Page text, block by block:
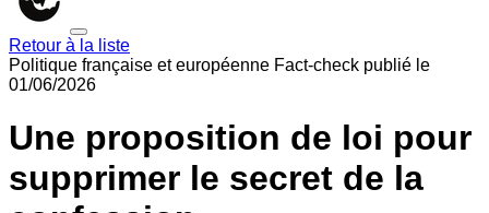
Retour à la liste
Politique française et européenne Fact-check publié le
01/06/2026
Une proposition de loi pour
supprimer le secret de la